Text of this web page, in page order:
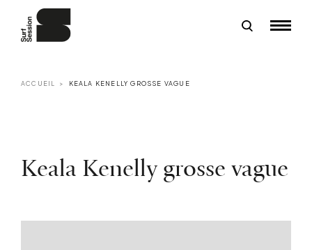
ACCUEIL KEALA KENELLY GROSSE VAGUE
Keala Kenelly grosse vague